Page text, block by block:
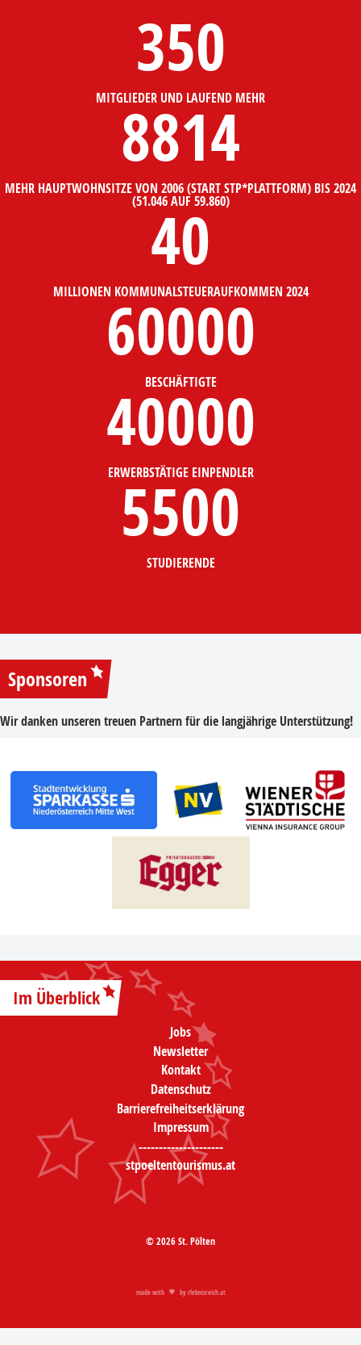
350
MITGLIEDER UND LAUFEND MEHR
8814
MEHR HAUPTWOHNSITZE VON 2006 (START STP*PLATTFORM) BIS 2024
(51.046 AUF 59.860)
40
MILLIONEN KOMMUNALSTEUERAUFKOMMEN 2024
60000
BESCHÄFTIGTE
40000
ERWERBSTÄTIGE EINPENDLER
5500
STUDIERENDE
Sponsoren
Wir danken unseren treuen Partnern für die langjährige Unterstützung!
Im Überblick
Jobs
Newsletter
Kontakt
Datenschutz
Barrierefreiheitserklärung
Impressum
---------------------
stpoeltentourismus.at
© 2026 St. Pölten
made with by rlebnisreich.at